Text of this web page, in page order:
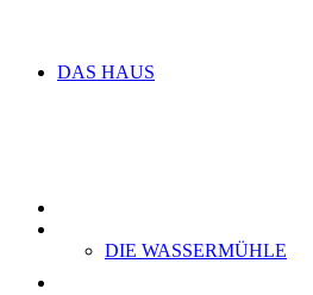
DAS HAUS
DIE WASSERMÜHLE